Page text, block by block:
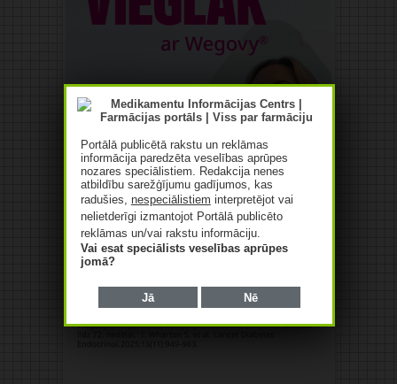
Portālā publicētā rakstu un reklāmas
informācija paredzēta veselības aprūpes
nozares speciālistiem. Redakcija nenes
atbildību sarežģījumu gadījumos, kas
radušies, nespeciālistiem interpretējot vai
nelietderīgi izmantojot Portālā publicēto
reklāmas un/vai rakstu informāciju.
Vai esat speciālists veselības aprūpes
jomā?
Jā Nē